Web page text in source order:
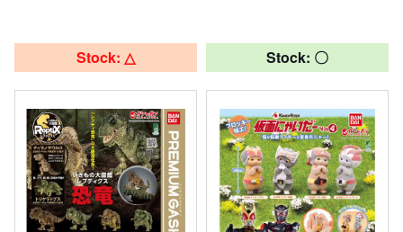
Stock: △ Stock: 〇